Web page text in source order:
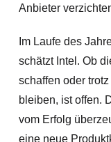
Anbieter
Im Laufe des
schätzt Intel. Ob
schaffen oder
bleiben, ist offen.
vom Erfolg
eine neue